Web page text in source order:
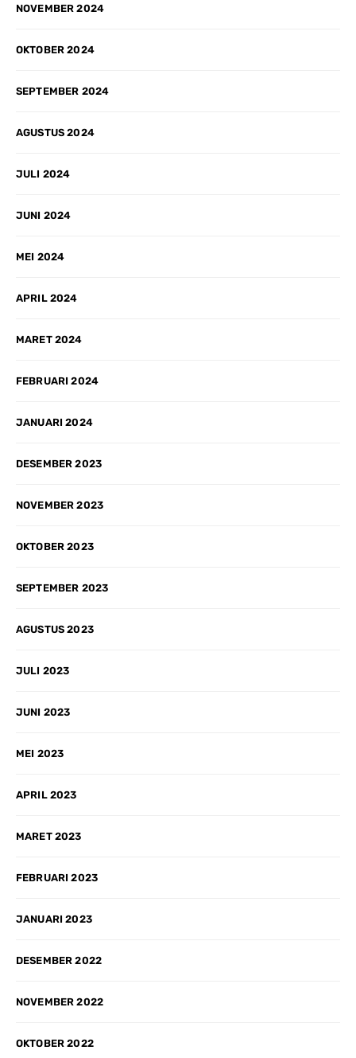
NOVEMBER 2024
OKTOBER 2024
SEPTEMBER 2024
AGUSTUS 2024
JULI 2024
JUNI 2024
MEI 2024
APRIL 2024
MARET 2024
FEBRUARI 2024
JANUARI 2024
DESEMBER 2023
NOVEMBER 2023
OKTOBER 2023
SEPTEMBER 2023
AGUSTUS 2023
JULI 2023
JUNI 2023
MEI 2023
APRIL 2023
MARET 2023
FEBRUARI 2023
JANUARI 2023
DESEMBER 2022
NOVEMBER 2022
OKTOBER 2022